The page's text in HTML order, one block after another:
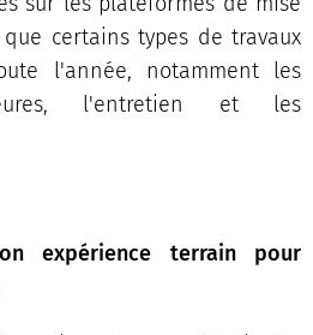
certains types de travaux
l'année, notamment les
l'entretien et les
expérience terrain pour